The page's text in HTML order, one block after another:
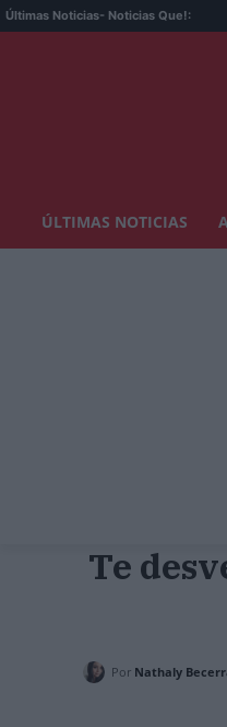
Últimas Noticias- Noticias Que!:
ÚLTIMAS NOTICIAS
Te
Por Nathaly